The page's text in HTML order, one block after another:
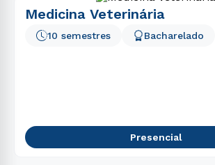
Medicina Veterinária
10 semestres Bacharelado
Presencial